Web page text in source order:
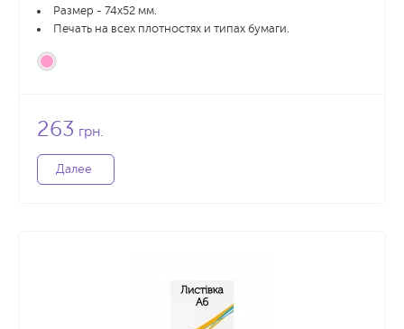
Размер - 74х52 мм.
Печать на всех плотностях и типах бумаги.
263 грн.
Далее